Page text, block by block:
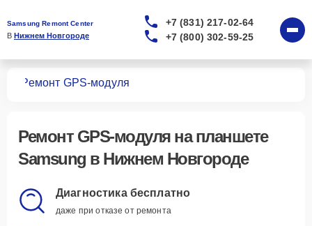
Samsung Remont Center
В Нижнем Новгороде
+7 (831) 217-02-64
+7 (800) 302-59-25
Ремонт GPS-модуля
Ремонт GPS-модуляна планшете
Samsung в Нижнем Новгороде
Диагностика бесплатно
даже при отказе от ремонта